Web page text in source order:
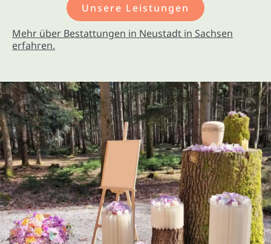
Unsere Leistungen
Mehr über Bestattungen in Neustadt in Sachsen
erfahren.